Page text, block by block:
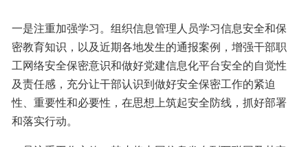
一是注重加强学习。组织信息管理人员学习信息安全和保
密教育知识，以及近期各地发生的通报案例，增强干部职
工网络安全保密意识和做好党建信息化平台安全的自觉性
及责任感，充分让干部认识到做好安全保密工作的紧迫
性、重要性和必要性，在思想上筑起安全防线，抓好部署
和落实行动。